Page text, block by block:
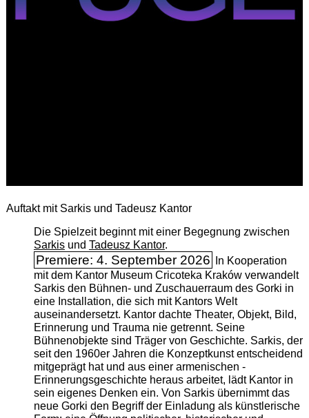
Auftakt mit Sarkis und Tadeusz Kantor
Die Spielzeit beginnt mit einer Begegnung zwischen
Sarkisund Tadeusz Kantor.
Premiere: 4. September 2026
In Kooperation
mit dem Kantor Museum Cricoteka Kraków verwandelt
Sarkis den Bühnen- und Zuschauerraum des Gorki in
eine Installation, die sich mit Kantors Welt
auseinandersetzt. Kantor dachte Theater, Objekt, Bild,
Erinnerung und Trauma nie getrennt. Seine
Bühnenobjekte sind Träger von Geschichte. Sarkis, der
seit den 1960er Jahren die Konzeptkunst entscheidend
mitgeprägt hat und aus einer armenischen ­
Erinnerungsgeschichte heraus arbeitet, lädt Kantor in
sein eigenes Denken ein. Von Sarkis übernimmt das
neue Gorki den Begriff der Einladung als künstlerische